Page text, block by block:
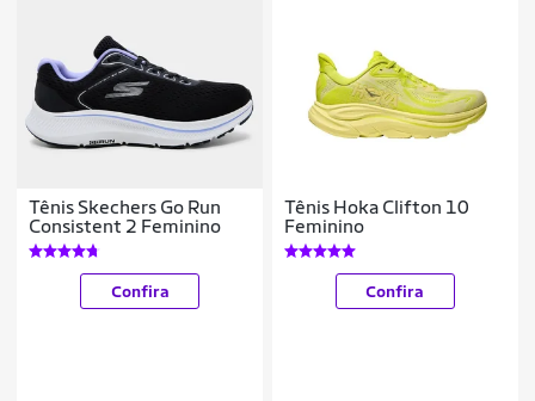
Tênis Skechers Go Run
Consistent 2 Feminino
Confira
Tênis Hoka Clifton 10
Feminino
Confira